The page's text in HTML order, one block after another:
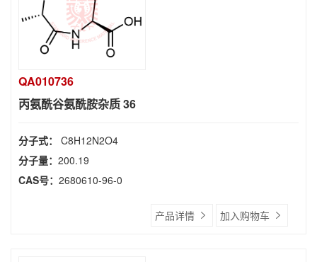
QA010736
丙氨酰谷氨酰胺杂质 36
分子式： C8H12N2O4
分子量： 200.19
CAS号： 2680610-96-0
产品详情 加入购物车